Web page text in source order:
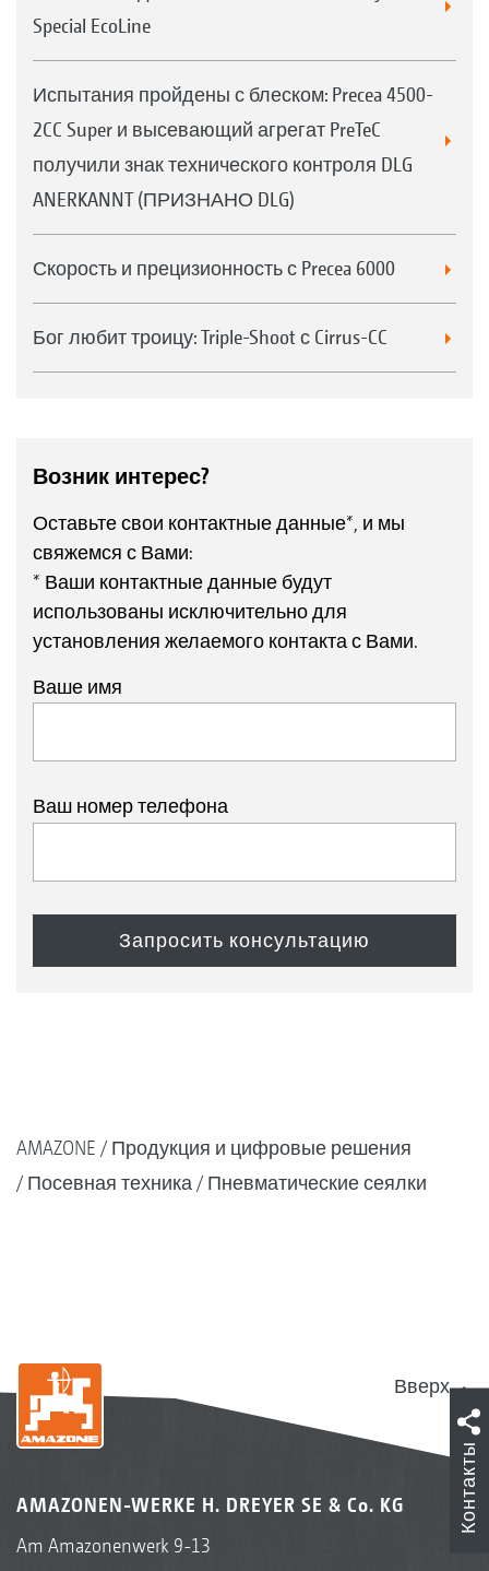
Special EcoLine
Испытания пройдены с блеском: Precea 4500-
2CC Super и высевающий агрегат PreTeC
получили знак технического контроля DLG
ANERKANNT (ПРИЗНАНО DLG)
Скорость и прецизионность с Precea 6000
Бог любит троицу: Triple-Shoot с Cirrus-CC
Возник интерес?
Оставьте свои контактные данные*, и мы
свяжемся с Вами:
* Ваши контактные данные будут
использованы исключительно для
установления желаемого контакта с Вами.
Ваше имя
Ваш номер телефона
AMAZONE
Продукция и цифровые решения
Посевная техника
Пневматические сеялки
Вверх
AMAZONEN-WERKE H. DREYER SE & Co. KG
Am Amazonenwerk 9-13
Контакты